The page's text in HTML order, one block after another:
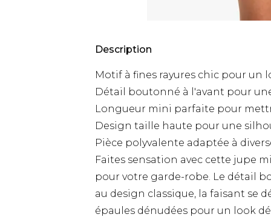
Description
Motif à fines rayures chic pour un
Détail boutonné à l'avant pour
Longueur mini parfaite pour
Design taille haute pour une
Pièce polyvalente adaptée à
Faites sensation avec cette jupe
pour votre garde-robe. Le détail
au design classique, la faisant se
épaules dénudées pour un look